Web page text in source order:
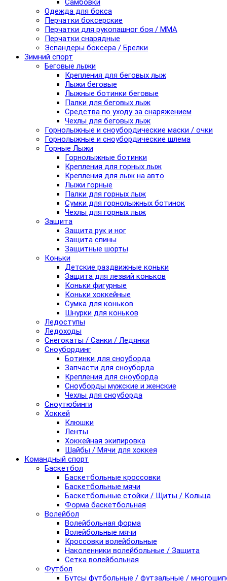
Самбовки
Одежда для бокса
Перчатки боксерские
Перчатки для рукопашног боя / ММА
Перчатки снарядные
Эспандеры боксера / Брелки
Зимний спорт
Беговые лыжи
Крепления для беговых лыж
Лыжи беговые
Лыжные ботинки беговые
Палки для беговых лыж
Средства по уходу за снаряжением
Чехлы для беговых лыж
Горнолыжные и сноубордические маски / очки
Горнолыжные и сноубордические шлема
Горные Лыжи
Горнолыжные ботинки
Крепления для горных лыж
Крепления для лыж на авто
Лыжи горные
Палки для горных лыж
Сумки для горнолыжных ботинок
Чехлы для горных лыж
Защита
Защита рук и ног
Защита спины
Защитные шорты
Коньки
Детские раздвижные коньки
Защита для лезвий коньков
Коньки фигурные
Коньки хоккейные
Сумка для коньков
Шнурки для коньков
Ледоступы
Ледоходы
Снегокаты / Санки / Ледянки
Сноубординг
Ботинки для сноуборда
Запчасти для сноуборда
Крепления для сноуборда
Сноуборды мужские и женские
Чехлы для сноуборда
Сноутюбинги
Хоккей
Клюшки
Ленты
Хоккейная экипировка
Шайбы / Мячи для хоккея
Командный спорт
Баскетбол
Баскетбольные кроссовки
Баскетбольные мячи
Баскетбольные стойки / Щиты / Кольца
Форма баскетбольная
Волейбол
Волейбольная форма
Волейбольные мячи
Кроссовки волейбольные
Наколенники волейбольные / Защита
Сетка волейбольная
Футбол
Бутсы футбольные / футзальные /